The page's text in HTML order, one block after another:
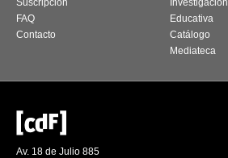
Suscripción
FAQ
Contacto
Investigación
Educativa
Catálogo
Mediateca
Av. 18 de Julio 885